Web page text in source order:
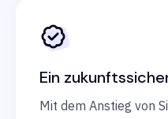
Ein
Mit dem Anstieg von